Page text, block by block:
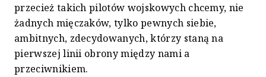
przecież takich pilotów wojskowych chcemy, nie
żadnych mięczaków, tylko pewnych siebie,
ambitnych, zdecydowanych, którzy staną na
pierwszej linii obrony między nami a
przeciwnikiem.